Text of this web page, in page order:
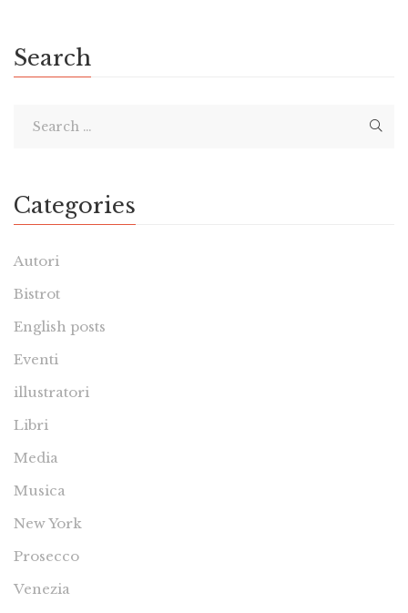
Search
Categories
Autori
Bistrot
English posts
Eventi
illustratori
Libri
Media
Musica
New York
Prosecco
Venezia